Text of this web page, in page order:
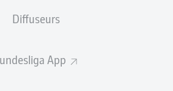
Diffuseurs
App